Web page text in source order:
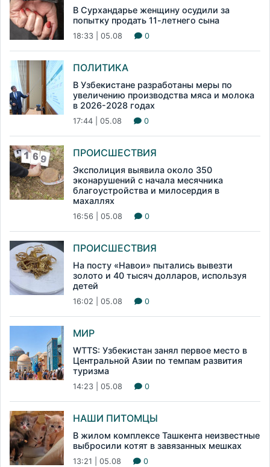
В Сурхандарье женщину осудили за
попытку продать 11-летнего сына
18:33 | 05.08 0
ПОЛИТИКА
В Узбекистане разработаны меры по
увеличению производства мяса и молока
в 2026-2028 годах
17:44 | 05.08 0
ПРОИСШЕСТВИЯ
Эксполиция выявила около 350
эконарушений с начала месячника
благоустройства и милосердия в
махаллях
16:56 | 05.08 0
ПРОИСШЕСТВИЯ
На посту «Навои» пытались вывезти
золото и 40 тысяч долларов, используя
детей
16:02 | 05.08 0
МИР
WTTS: Узбекистан занял первое место в
Центральной Азии по темпам развития
туризма
14:23 | 05.08 0
НАШИ ПИТОМЦЫ
В жилом комплексе Ташкента неизвестные
выбросили котят в завязанных мешках
13:21 | 05.08 0